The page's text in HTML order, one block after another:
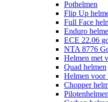
Pothelmen
Flip Up
Full Face
Enduro
ECE 22.06
NTA 8776
Helmen met
Quad helmen
Helmen voor
Chopper
Pilotenhelmen